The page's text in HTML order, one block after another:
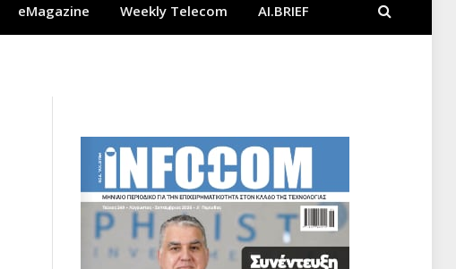
eMagazine Weekly Telecom AI.BRIEF